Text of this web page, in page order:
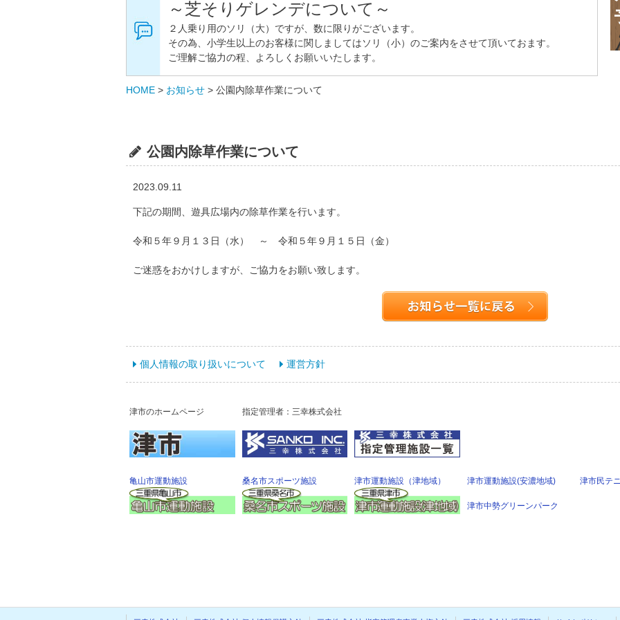
～芝そりゲレンデについて～
２人乗り用のソリ（大）ですが、数に限りがございます。
その為、小学生以上のお客様に関しましてはソリ（小）のご案内をさせて頂いておます。
ご理解ご協力の程、よろしくお願いいたします。
HOME > お知らせ > 公園内除草作業について
公園内除草作業について
2023.09.11
下記の期間、遊具広場内の除草作業を行います。
令和５年９月１３日（水） ～ 令和５年９月１５日（金）
ご迷惑をおかけしますが、ご協力をお願い致します。
個人情報の取り扱いについて 運営方針
津市のホームページ 指定管理者：三幸株式会社